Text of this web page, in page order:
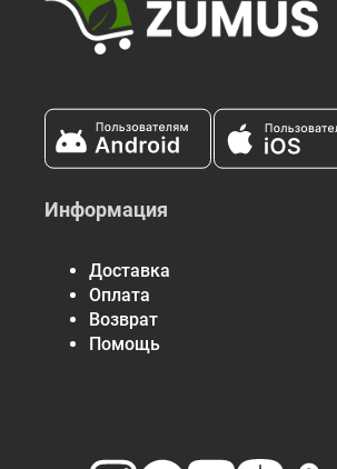
Информация
Доставка
Оплата
Возврат
Помощь